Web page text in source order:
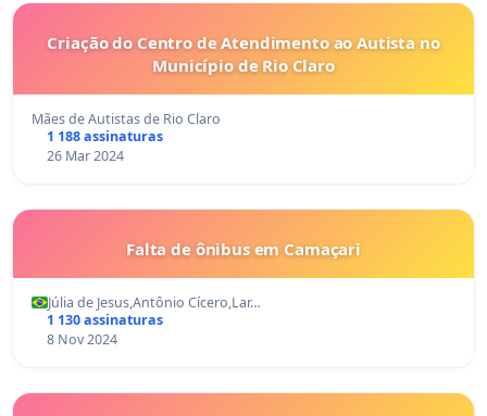
Criação do Centro de Atendimento ao Autista no
Município de Rio Claro
Mães de Autistas de Rio Claro
1 188 assinaturas
26 Mar 2024
Falta de ônibus em Camaçari
Júlia de Jesus,Antônio Cícero,Lar…
1 130 assinaturas
8 Nov 2024